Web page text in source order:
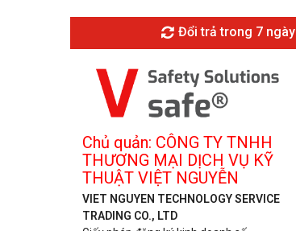
Đổi trả trong 7 ngày
Chủ quản: CÔNG TY TNHH
THƯƠNG MẠI DỊCH VỤ KỸ
THUẬT VIỆT NGUYỄN
VIET NGUYEN TECHNOLOGY SERVICE
TRADING CO., LTD